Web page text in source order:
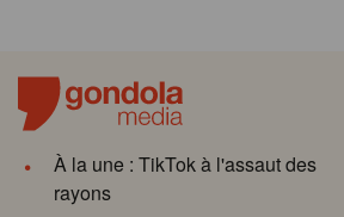
À la une : TikTok à l'assaut des
rayons